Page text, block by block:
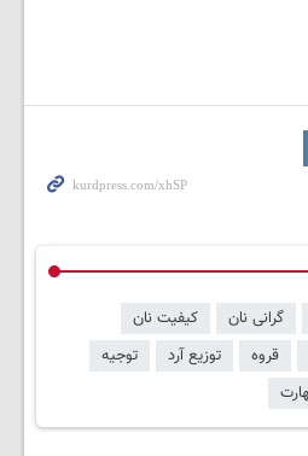
گرانی نان
کیفیت نان
قروه توزیع آرد
توجیه